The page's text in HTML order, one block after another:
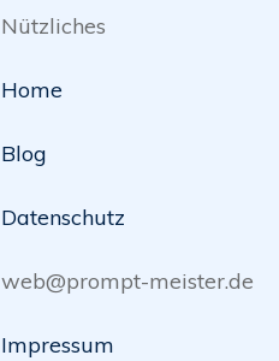
Nützliches
Home
Blog
Datenschutz
web@prompt-meister.de
Impressum